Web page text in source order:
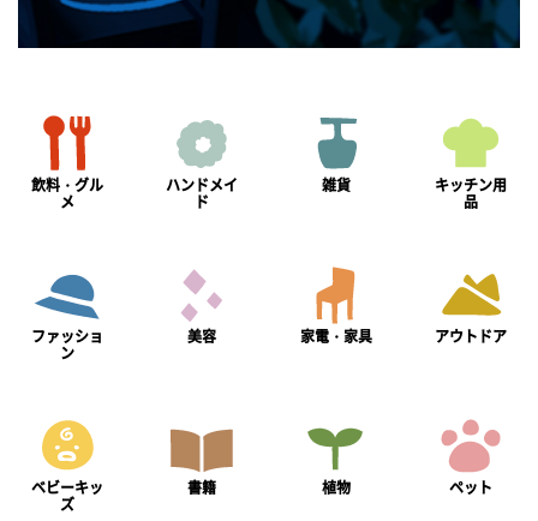
飲料・グル
メ
ハンドメイ
ド
雑貨 キッチン用
品
ファッショ
ン
美容 家電・家具 アウトドア
ベビーキッ
ズ
書籍 植物 ペット